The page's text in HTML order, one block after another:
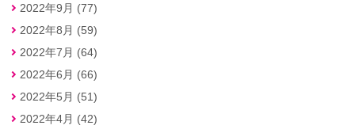
2022年9月 (77)
2022年8月 (59)
2022年7月 (64)
2022年6月 (66)
2022年5月 (51)
2022年4月 (42)